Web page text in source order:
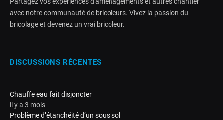
avec notre communauté de bricoleurs. Vivez la passion du
bricolage et devenez un vrai bricoleur.
DISCUSSIONS RÉCENTES
Chauffe eau fait disjoncter
il y a 3 mois
Problème d’étanchéité d’un sous sol